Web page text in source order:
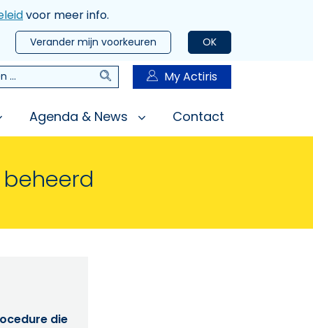
voor meer info.
OK
Verander mijn voorkeuren
Zoeken My Actiris
Agenda & News Contact
die